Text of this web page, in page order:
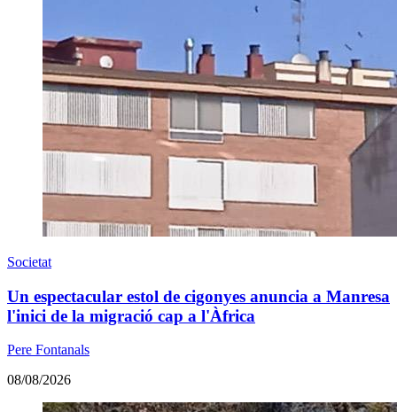
Societat
Un espectacular estol de cigonyes anuncia a Manresa
l'inici de la migració cap a l'Àfrica
Pere Fontanals
08/08/2026